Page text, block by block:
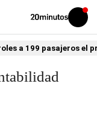
Volver
Iniciar
sesión
a 199 pasajeros el